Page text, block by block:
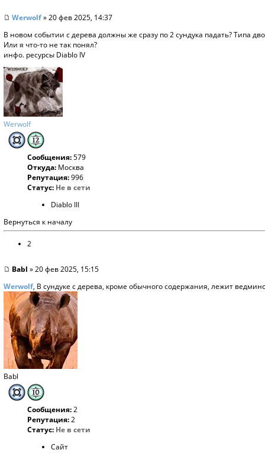
Werwolf» 20 фев 2025, 14:37
В новом событии с дерева должны же сразу по 2 сундука падать? Типа
Или я что-то не так понял?
инфо. ресурсы Diablo IV
Werwolf
Сообщения:579
Откуда: Москва
Репутация:996
Статус: Не в сети
Diablo III
Вернуться к началу
2
Babl » 20 фев 2025, 15:15
Werwolf, В сундуке с дерева, кроме обычного содержания, лежит
Babl
Сообщения:2
Репутация:2
Статус: Не в сети
Сайт